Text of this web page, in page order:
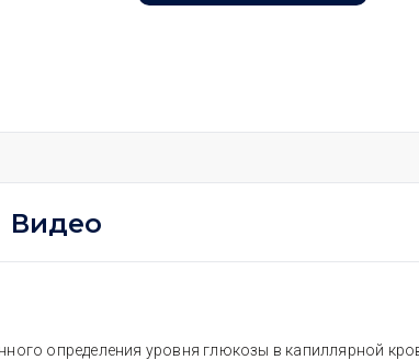
Видео
определения уровня глюкозы в капиллярной